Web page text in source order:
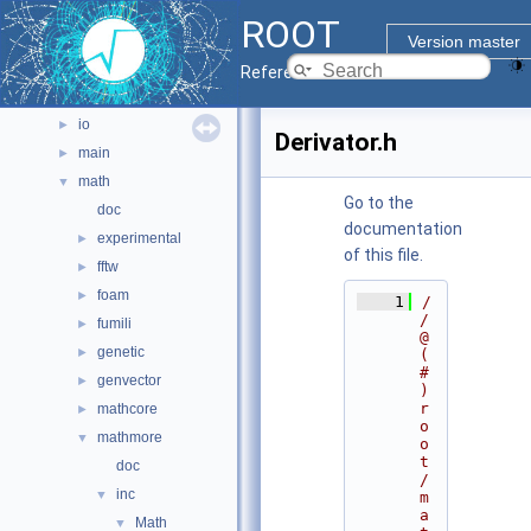
ROOT
Version master
Reference Guide
► graf2d
► graf3d
► gui
► hist
► io
► main
▼
math
doc
► experimental
► fftw
► foam
► fumili
► genetic
► genvector
► mathcore
▼
mathmore
doc
▼ inc
▼
Math
Derivator.h
Go to the
documentation
of this file.
    1
/
/
@
(
#
)
r
o
o
t
/
m
a